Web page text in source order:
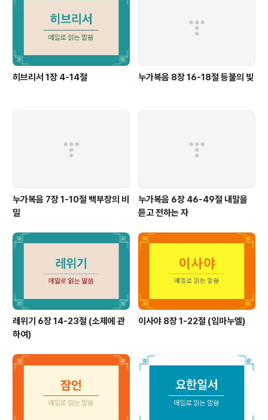
art of Pioneer Square in downtown Seattle, ser..
히브리서 1장 4-14절 누가복음 8장 16-18절 등불의 빛
누가복음 7장 1-10절 백부장의 비
밀
누가복음 6장 46-49절 내말을
듣고 전하는 자
레위기 6장 14-23절 (소제에 관
하여)
이사야 8장 1-22절 (임마누엘)